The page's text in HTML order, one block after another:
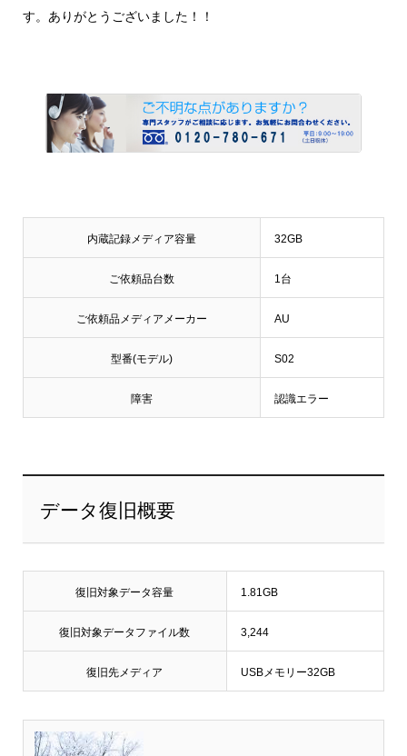
す。ありがとうございました！！
内蔵記録メディア容量 32GB
ご依頼品台数 1台
ご依頼品メディアメーカー AU
型番(モデル) S02
障害 認識エラー
データ復旧概要
復旧対象データ容量 1.81GB
復旧対象データファイル数 3,244
復旧先メディア USBメモリー32GB